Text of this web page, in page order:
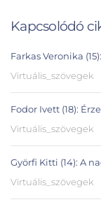
Kapcsolódó
Farkas Veronika
Virtuális_szövegek
Fodor Ivett (18):
Virtuális_szövegek
Györfi Kitti (14): A
Virtuális_szövegek